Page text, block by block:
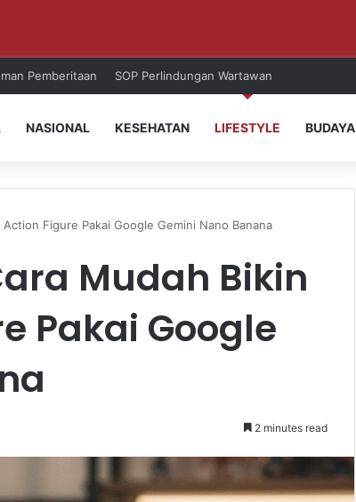
Pemberitaan SOP Perlindungan Wartawan
NASIONAL KESEHATAN LIFESTYLE BUDAYA
Figure Pakai Google Gemini Nano Banana
Mudah Bikin
Pakai Google
2 minutes read